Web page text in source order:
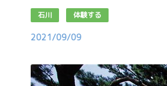
石川 体験する
2021/09/09